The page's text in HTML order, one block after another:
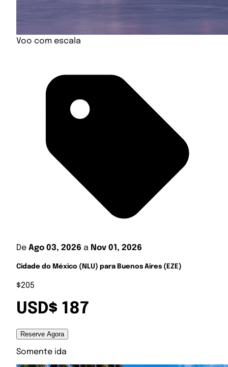
Voo com escala
De Ago 03, 2026 a Nov 01, 2026
Cidade do México (NLU) para Buenos Aires (EZE)
$205
USD$ 187
Reserve Agora
Somente ida